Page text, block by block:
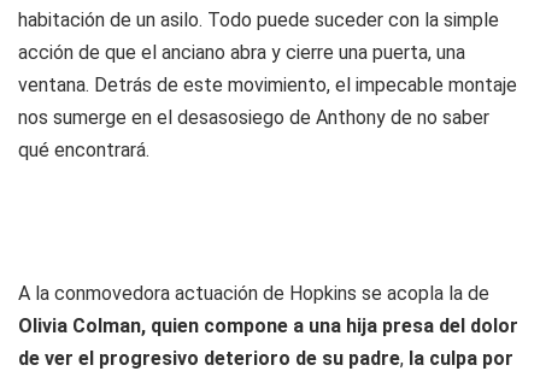
habitación de un asilo. Todo puede suceder con la simple
acción de que el anciano abra y cierre una puerta, una
ventana. Detrás de este movimiento, el impecable montaje
nos sumerge en el desasosiego de Anthony de no saber
qué encontrará.
A la conmovedora actuación de Hopkins se acopla la de
Olivia Colman, quien compone a una hija presa del dolor
de ver el progresivo deterioro de su padre, la culpa por